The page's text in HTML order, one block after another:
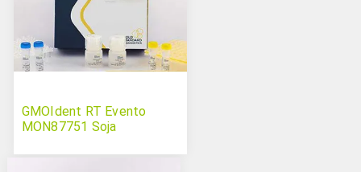
GMOIdent RT Evento
MON87751 Soja